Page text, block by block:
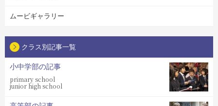
ムービギャラリー
クラス別記事一覧
小中学部の記事
primary school
junior high school